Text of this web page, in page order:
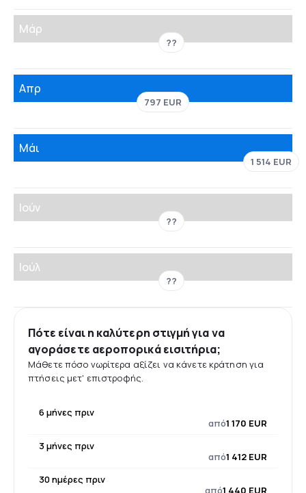
Μάρ
??
Απρ
797 EUR
Μάι
1 514 EUR
Ιούν
??
Ιούλ
??
Πότε είναι η καλύτερη στιγμή για να
αγοράσετε αεροπορικά εισιτήρια;
Μάθετε πόσο νωρίτερα αξίζει να κάνετε κράτηση για
πτήσεις μετ' επιστροφής.
6 μήνες πριν
από1 170 EUR
3 μήνες πριν
από1 412 EUR
30 ημέρες πριν
από1 440 EUR